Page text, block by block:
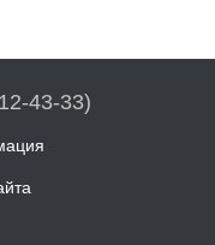
43-33)